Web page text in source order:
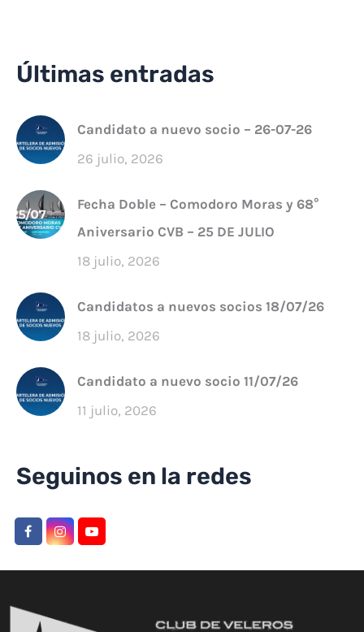
Últimas entradas
Candidato a nuevo socio – 26-07-26
26 julio, 2026
Fecha Doble – Comodoro Moras y 68°
Aniversario CVB – 25 DE JULIO
18 julio, 2026
Candidatos a nuevos socios 18/07/26
18 julio, 2026
Candidato a nuevo socio 11/07/26
11 julio, 2026
Seguinos en la redes